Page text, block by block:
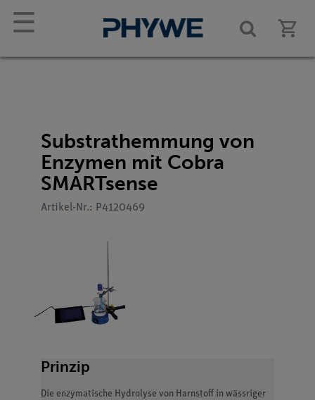
☰
Substrathemmung von
Enzymen mit Cobra
SMARTsense
Artikel-Nr.: P4120469
Prinzip
Die enzymatische Hydrolyse von Harnstoff in wässriger